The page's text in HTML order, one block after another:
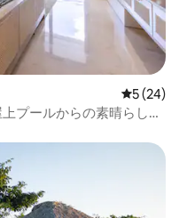
レビュー
5 (24)
プールからの素晴らしい